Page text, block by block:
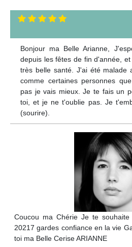
Bonjour ma Belle Arianne,
depuis les fêtes de fin d'année,
très belle santé. J'ai été malade
comme certaines personnes
pas je vais mieux. Je te fais un
toi, et je ne t'oublie pas. Je
(sourire).
Coucou ma Chérie Je te souhaite
20217 gardes confiance en la vie
toi ma Belle Cerise ARIANNE